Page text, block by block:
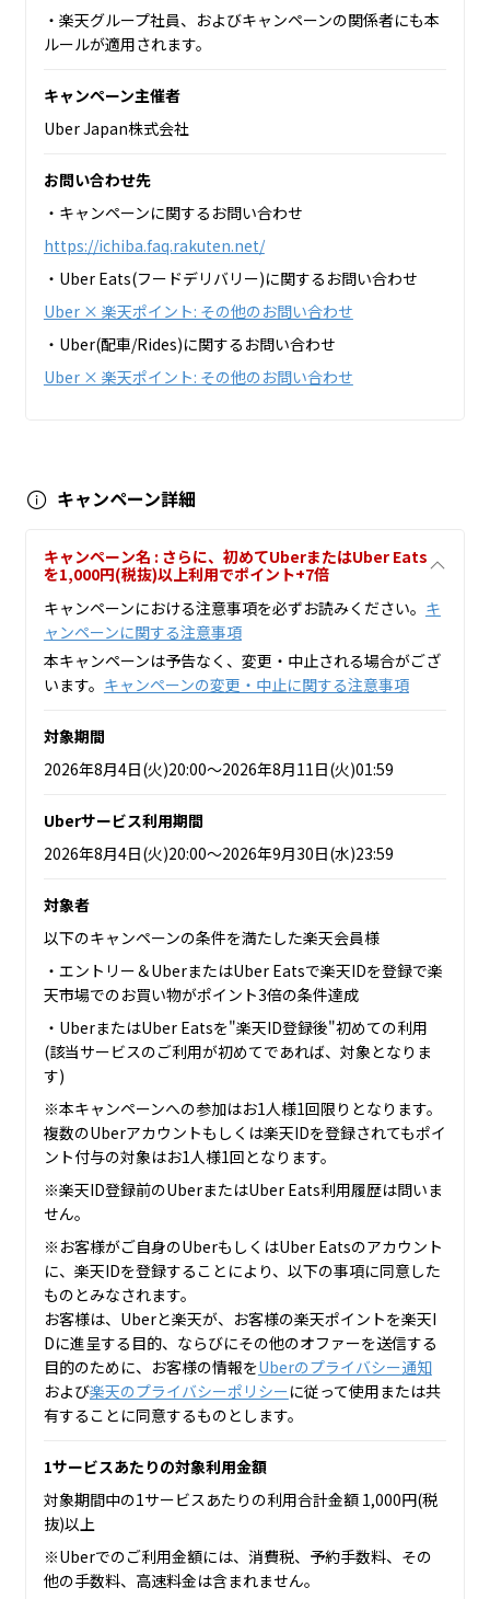
・楽天グループ社員、およびキャンペーンの関係者にも本
ルールが適用されます。
キャンペーン主催者
Uber Japan株式会社
お問い合わせ先
・キャンペーンに関するお問い合わせ
https://ichiba.faq.rakuten.net/
・Uber Eats(フードデリバリー)に関するお問い合わせ
Uber × 楽天ポイント: その他のお問い合わせ
・Uber(配車/Rides)に関するお問い合わせ
Uber × 楽天ポイント: その他のお問い合わせ
キャンペーン詳細
キャンペーン名 : さらに、初めてUberまたはUber Eats
を1,000円(税抜)以上利用でポイント+7倍
キャンペーンにおける注意事項を必ずお読みください。 キ
ャンペーンに関する注意事項
本キャンペーンは予告なく、変更・中止される場合がござ
います。 キャンペーンの変更・中止に関する注意事項
対象期間
2026年8月4日(火)20:00～2026年8月11日(火)01:59
Uberサービス利用期間
2026年8月4日(火)20:00～2026年9月30日(水)23:59
対象者
以下のキャンペーンの条件を満たした楽天会員様
・エントリー＆UberまたはUber Eatsで楽天IDを登録で楽
天市場でのお買い物がポイント3倍の条件達成
・UberまたはUber Eatsを"楽天ID登録後"初めての利用
(該当サービスのご利用が初めてであれば、対象となりま
す)
※本キャンペーンへの参加はお1人様1回限りとなります。
複数のUberアカウントもしくは楽天IDを登録されてもポイ
ント付与の対象はお1人様1回となります。
※楽天ID登録前のUberまたはUber Eats利用履歴は問いま
せん。
※お客様がご自身のUberもしくはUber Eatsのアカウント
に、楽天IDを登録することにより、以下の事項に同意した
ものとみなされます。
お客様は、Uberと楽天が、お客様の楽天ポイントを楽天I
Dに進呈する目的、ならびにその他のオファーを送信する
目的のために、お客様の情報をUberのプライバシー通知
および楽天のプライバシーポリシーに従って使用または共
有することに同意するものとします。
1サービスあたりの対象利用金額
対象期間中の1サービスあたりの利用合計金額 1,000円(税
抜)以上
※Uberでのご利用金額には、消費税、予約手数料、その
他の手数料、高速料金は含まれません。